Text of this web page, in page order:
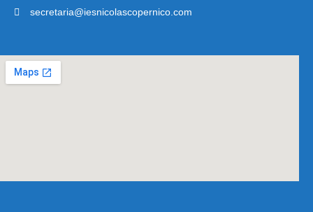
secretaria@iesnicolascopernico.com